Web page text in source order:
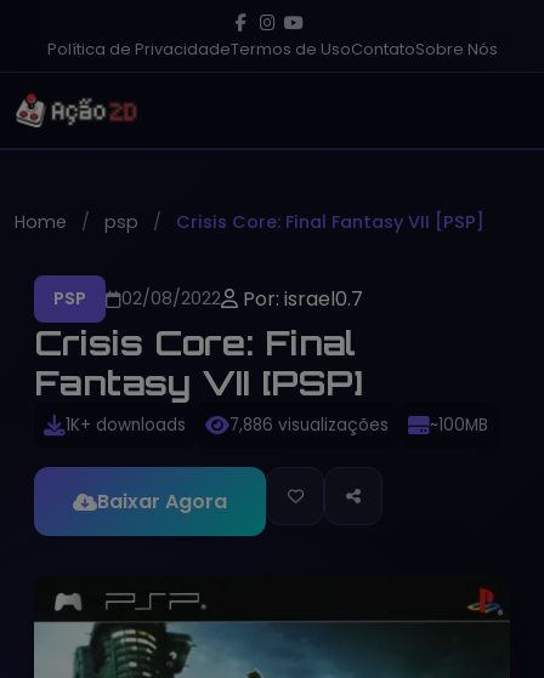
Política de PrivacidadeTermos de UsoContatoSobre Nós
Home psp Crisis Core: Final Fantasy VII [PSP]
PSP 02/08/2022 Por: israel0.7
Crisis Core: Final
Fantasy VII [PSP]
1K+ downloads 7,886 visualizações ~100MB
Baixar Agora